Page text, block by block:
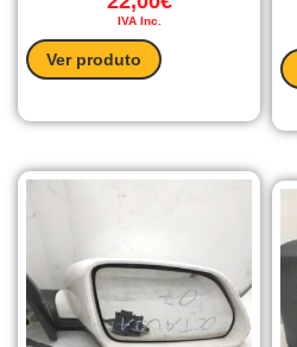
IVA Inc.
Ver produto